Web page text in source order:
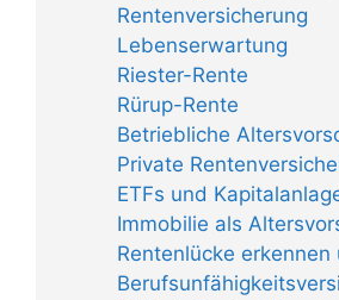
Rentenversicherung
Lebenserwartung
Riester-Rente
Rürup-Rente
Betriebliche
Private
ETFs und
Immobilie als
Rentenlücke erkennen